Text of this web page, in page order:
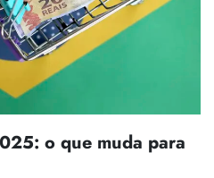
o que muda para